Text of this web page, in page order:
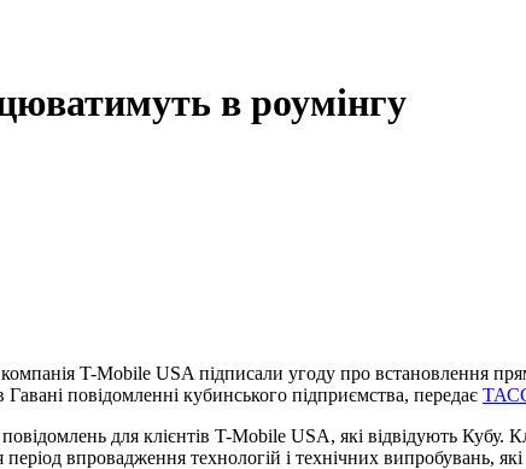
в роумінгу
T-Mobile USA підписали угоду про встановлення
повідомленні кубинського підприємства, передає
для клієнтів T-Mobile USA, які відвідують Кубу.
впровадження технологій і технічних випробувань,